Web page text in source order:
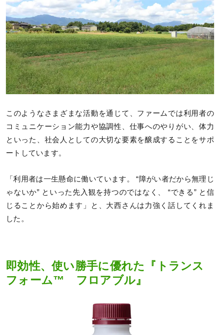
このようなさまざまな活動を通じて、ファームでは利用者の
コミュニケーション能力や協調性、仕事へのやりがい、体力
といった、社会人としての大切な要素を醸成することをサポ
ートしています。
「利用者は一生懸命に働いています。 “障がい者だから無理じ
ゃないか” といった先入観を持つのではなく、 “できる” と信
じることから始めます」と、大西さんは力強く話してくれま
した。
即効性、使い勝手に優れた『トランス
フォーム™ フロアブル』